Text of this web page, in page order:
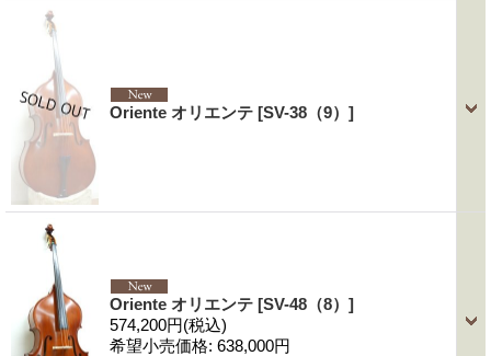
Oriente オリエンテ [SV-38（9）]
Oriente オリエンテ [SV-48（8）]
574,200円(税込)
希望小売価格: 638,000円